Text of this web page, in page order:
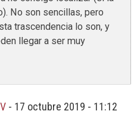
No son sencillas, pero
trascendencia lo son, y
llegar a ser muy
- 17 octubre 2019 - 11:12